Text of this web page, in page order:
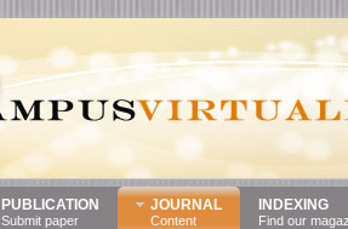
PUBLICATION
Submit paper
JOURNAL
Content
INDEXING
Find our